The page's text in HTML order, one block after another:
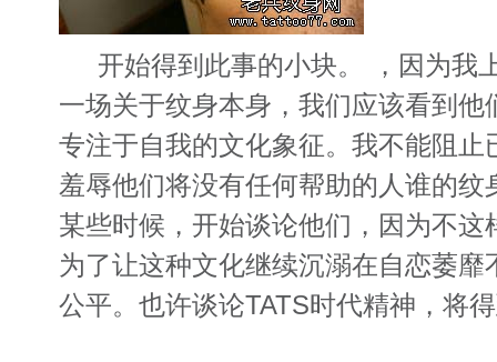
开始得到此事的小块。 ，因为我
一场关于纹身本身，我们应该看到他
专注于自我的文化象征。我不能阻止
羞辱他们将没有任何帮助的人谁​​的纹
某些时候，开始谈论他们，因为不这
为了让这种文化继续沉溺在自恋萎靡
公平。也许谈论TATS时代精神，将